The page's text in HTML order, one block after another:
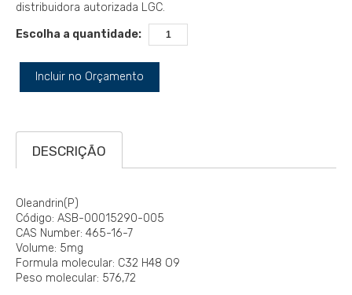
distribuidora autorizada LGC.
Escolha a quantidade:
Incluir no Orçamento
DESCRIÇÃO
Oleandrin(P)
Código: ASB-00015290-005
CAS Number: 465-16-7
Volume: 5mg
Formula molecular: C32 H48 O9
Peso molecular: 576,72